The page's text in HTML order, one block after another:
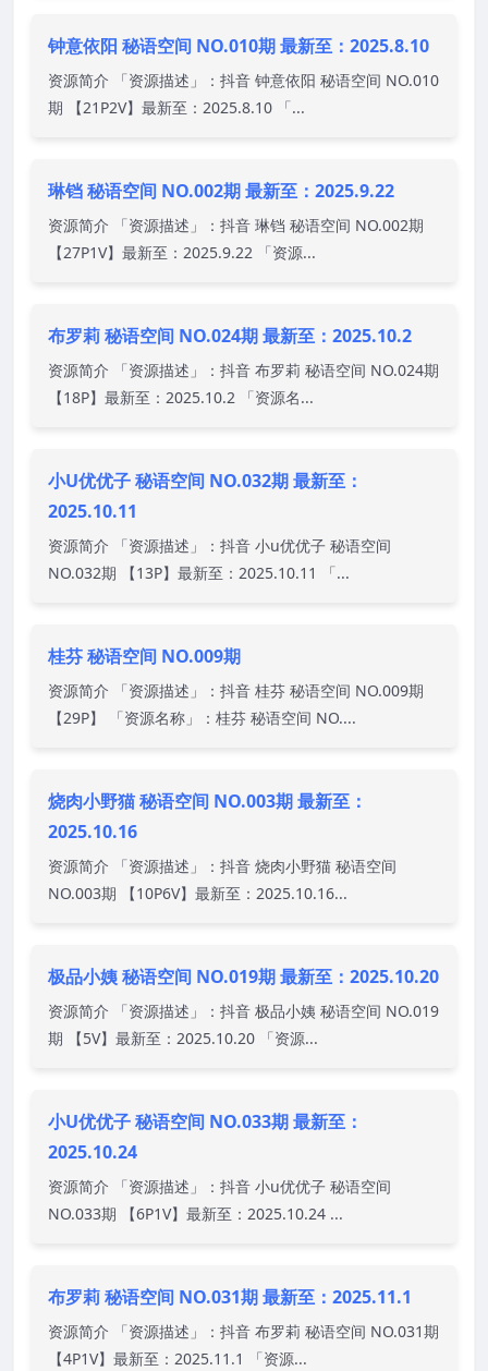
钟意依阳 秘语空间 NO.010期 最新至：2025.8.10
资源简介 「资源描述」：抖音 钟意依阳 秘语空间 NO.010
期 【21P2V】最新至：2025.8.10 「...
琳铛 秘语空间 NO.002期 最新至：2025.9.22
资源简介 「资源描述」：抖音 琳铛 秘语空间 NO.002期
【27P1V】最新至：2025.9.22 「资源...
布罗莉 秘语空间 NO.024期 最新至：2025.10.2
资源简介 「资源描述」：抖音 布罗莉 秘语空间 NO.024期
【18P】最新至：2025.10.2 「资源名...
小U优优子 秘语空间 NO.032期 最新至：
2025.10.11
资源简介 「资源描述」：抖音 小u优优子 秘语空间
NO.032期 【13P】最新至：2025.10.11 「...
桂芬 秘语空间 NO.009期
资源简介 「资源描述」：抖音 桂芬 秘语空间 NO.009期
【29P】 「资源名称」：桂芬 秘语空间 NO....
烧肉小野猫 秘语空间 NO.003期 最新至：
2025.10.16
资源简介 「资源描述」：抖音 烧肉小野猫 秘语空间
NO.003期 【10P6V】最新至：2025.10.16...
极品小姨 秘语空间 NO.019期 最新至：2025.10.20
资源简介 「资源描述」：抖音 极品小姨 秘语空间 NO.019
期 【5V】最新至：2025.10.20 「资源...
小U优优子 秘语空间 NO.033期 最新至：
2025.10.24
资源简介 「资源描述」：抖音 小u优优子 秘语空间
NO.033期 【6P1V】最新至：2025.10.24 ...
布罗莉 秘语空间 NO.031期 最新至：2025.11.1
资源简介 「资源描述」：抖音 布罗莉 秘语空间 NO.031期
【4P1V】最新至：2025.11.1 「资源...